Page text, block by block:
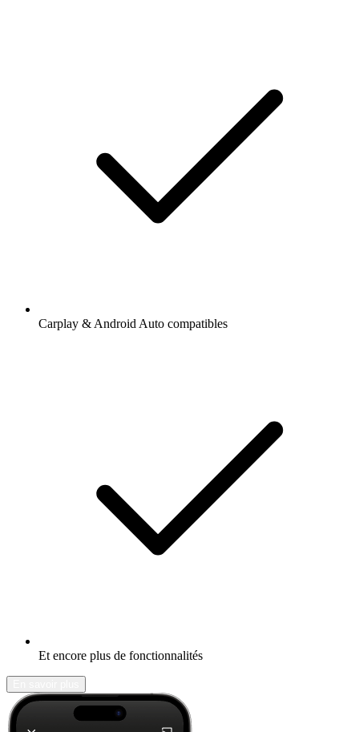
Carplay & Android Auto compatibles
Et encore plus de fonctionnalités